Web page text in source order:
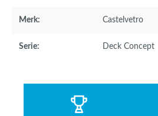
Merk: Castelvetro
Serie: Deck Concept